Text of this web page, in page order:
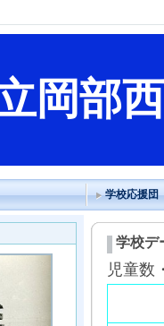
岡部
学校応援団
学校デ
児童数